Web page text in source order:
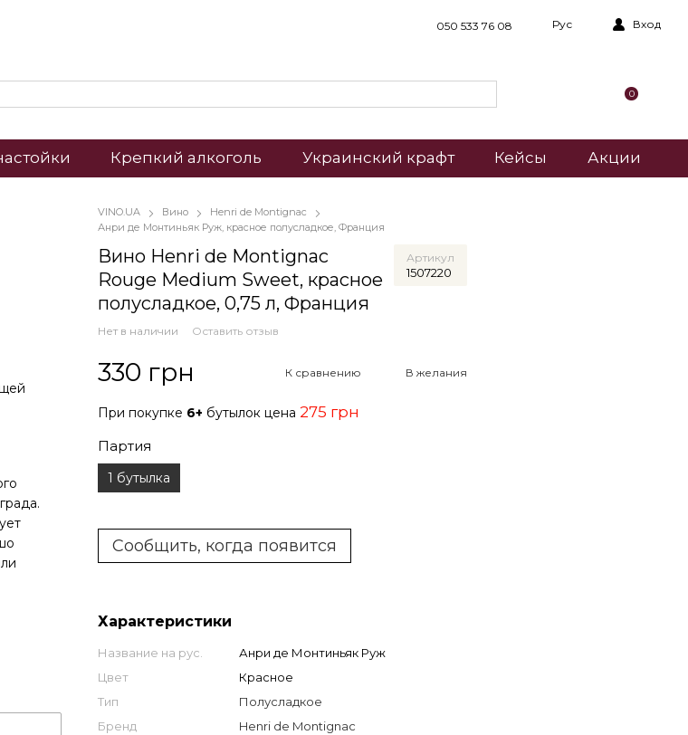
050 533 76 08 Рус Вход
0
Крепкий алкоголь Украинский крафт Кейсы Акции
VINO.UA Вино
Henri de Montignac
Анри де Монтиньяк Руж, красное полусладкое, Франция
Вино Henri de Montignac
Rouge Medium Sweet, красное
полусладкое, 0,75 л, Франция
Артикул
1507220
Нет в наличии Оставить отзыв
330 грн К сравнению В желания
При покупке 6+ бутылок цена 275 грн
Партия
1 бутылка
Сообщить, когда появится
Характеристики
Название на рус.
Анри де Монтиньяк Руж
Цвет
Красное
Тип
Полусладкое
Бренд
Henri de Montignac